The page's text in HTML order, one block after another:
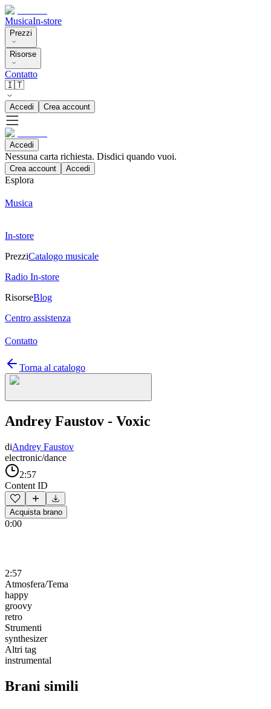
MusicaIn-store
Prezzi
Risorse
Contatto
🇮🇹
Accedi Crea account
Accedi
Nessuna carta richiesta. Disdici quando vuoi.
Crea account Accedi
Esplora
Musica
In-store
PrezziCatalogo musicale
Radio In-store
RisorseBlog
Centro assistenza
Contatto
Torna al catalogo
Andrey Faustov - Voxic
diAndrey Faustov
electronic/dance
2:57
Content ID
Acquista brano
0:00
2:57
Atmosfera/Tema
happy
groovy
retro
Strumenti
synthesizer
Altri tag
instrumental
Brani simili